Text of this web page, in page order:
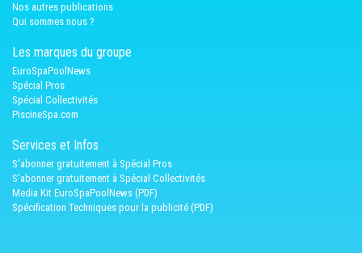
Nos autres publications
Qui sommes nous ?
Les marques du groupe
EuroSpaPoolNews
Spécial Pros
Spécial Collectivités
PiscineSpa.com
Services et Infos
S'abonner gratuitement à Spécial Pros
S'abonner gratuitement à Spécial Collectivités
Media Kit EuroSpaPoolNews (PDF)
Spécification Techniques pour la publicité (PDF)